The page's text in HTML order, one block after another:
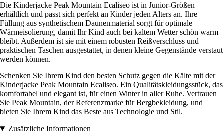
Die Kinderjacke Peak Mountain Ecaliseo ist in Junior-Größen
erhältlich und passt sich perfekt an Kinder jeden Alters an. Ihre
Füllung aus synthetischem Daunenmaterial sorgt für optimale
Wärmeisolierung, damit Ihr Kind auch bei kaltem Wetter schön warm
bleibt. Außerdem ist sie mit einem robusten Reißverschluss und
praktischen Taschen ausgestattet, in denen kleine Gegenstände verstaut
werden können.
Schenken Sie Ihrem Kind den besten Schutz gegen die Kälte mit der
Kinderjacke Peak Mountain Ecaliseo. Ein Qualitätskleidungsstück, das
komfortabel und elegant ist, für einen Winter in aller Ruhe. Vertrauen
Sie Peak Mountain, der Referenzmarke für Bergbekleidung, und
bieten Sie Ihrem Kind das Beste aus Technologie und Stil.
Zusätzliche Informationen